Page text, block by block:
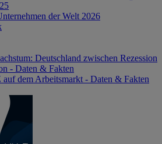
der Welt 2026
Deutschland zwischen Rezession
- Daten & Fakten
auf dem Arbeitsmarkt - Daten & Fakten